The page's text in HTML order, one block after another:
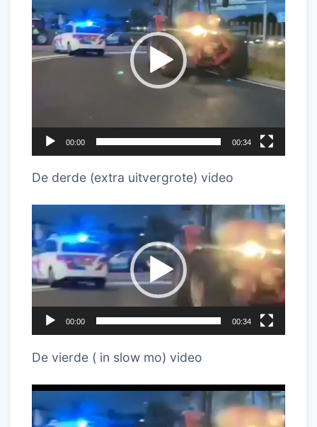
00:00 00:34
De derde (extra uitvergrote) video
Videospeler
00:00 00:34
De vierde ( in slow mo) video
Videospeler